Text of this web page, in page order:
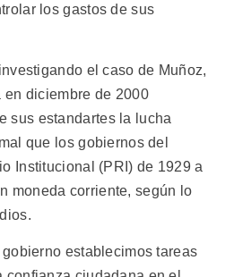
los gastos de sus
el caso de Muñoz,
en diciembre de 2000
sus estandartes la lucha
que los gobiernos del
Institucional (PRI) de 1929 a
moneda corriente, según lo
gobierno establecimos tareas